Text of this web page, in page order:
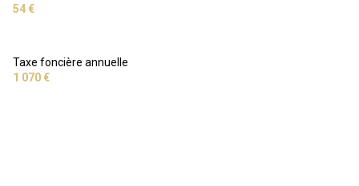
54 €
Taxe foncière annuelle
1 070 €